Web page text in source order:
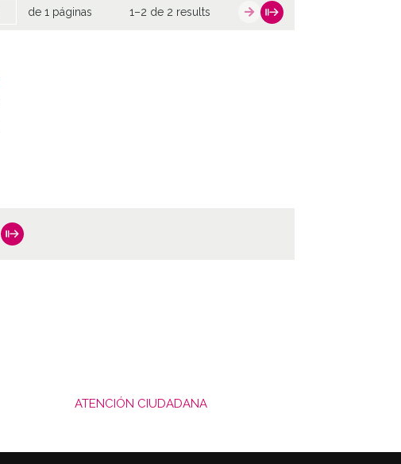
de 1 páginas 1–2 de 2 results
ATENCIÓN CIUDADANA